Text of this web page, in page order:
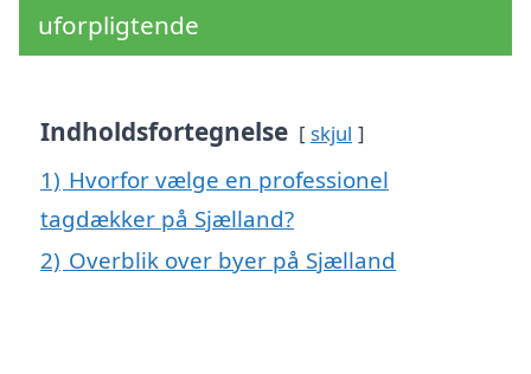
uforpligtende
Indholdsfortegnelse skjul
1) Hvorfor vælge en professionel
tagdækker på Sjælland?
2) Overblik over byer på Sjælland